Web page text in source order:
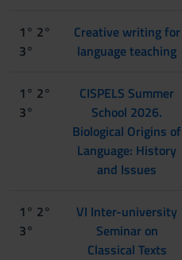
1° 2°
3°
Creative writing for
language teaching
1° 2°
3°
CISPELS Summer
School 2026.
Biological Origins of
Language: History
and Issues
1° 2°
3°
VI Inter-university
Seminar on
Classical Texts